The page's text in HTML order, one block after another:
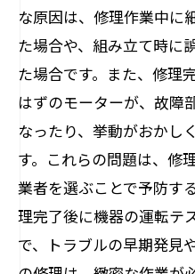
な原因は、修理作業中に
た場合や、組み立て時に
た場合です。また、修理
はずのモーターが、故障
なったり、挙動がおかし
す。これらの問題は、修
業者を選ぶことで予防す
理完了後に機器の運転テ
で、トラブルの早期発見